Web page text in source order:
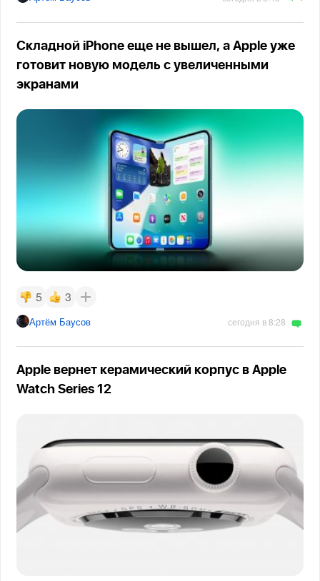
Складной iPhone еще не вышел, а Apple уже
готовит новую модель с увеличенными
экранами
5 3
Артём Баусов сегодня в 8:28
Apple вернет керамический корпус в Apple
Watch Series 12